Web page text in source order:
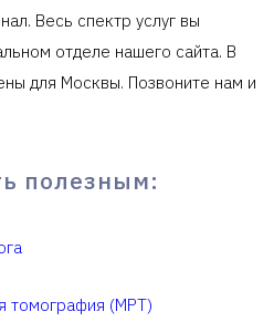
Весь спектр услуг вы
отделе нашего сайта. В
для Москвы. Позвоните нам и
полезным:
томография (МРТ)